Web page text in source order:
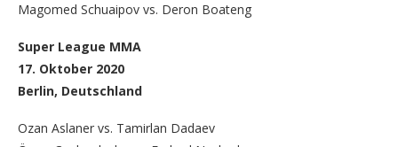
Magomed Schuaipov vs. Deron Boateng
Super League MMA
17. Oktober 2020
Berlin, Deutschland
Ozan Aslaner vs. Tamirlan Dadaev